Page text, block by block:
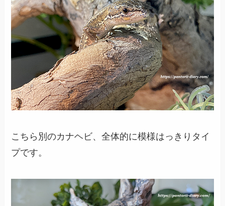
こちら別のカナヘビ、全体的に模様はっきりタイ
プです。